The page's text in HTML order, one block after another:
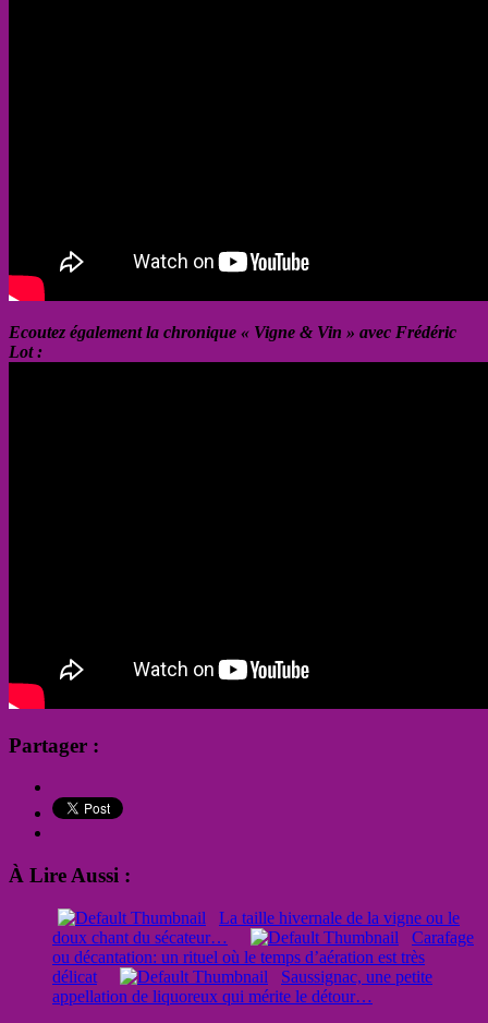
Ecoutez également la chronique « Vigne & Vin » avec Frédéric
Lot :
Partager :
À Lire Aussi :
La taille hivernale de la vigne ou le
doux chant du sécateur…
Carafage
ou décantation: un rituel où le temps d’aération est très
délicat
Saussignac, une petite
appellation de liquoreux qui mérite le détour…